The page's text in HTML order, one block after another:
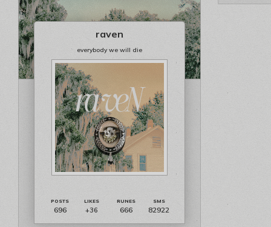
raven
everybody we will die
696 +36 666 82922